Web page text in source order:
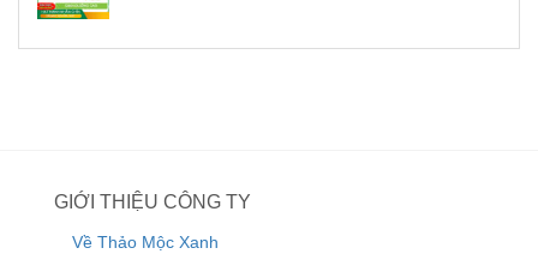
GIỚI THIỆU CÔNG TY
Về Thảo Mộc Xanh